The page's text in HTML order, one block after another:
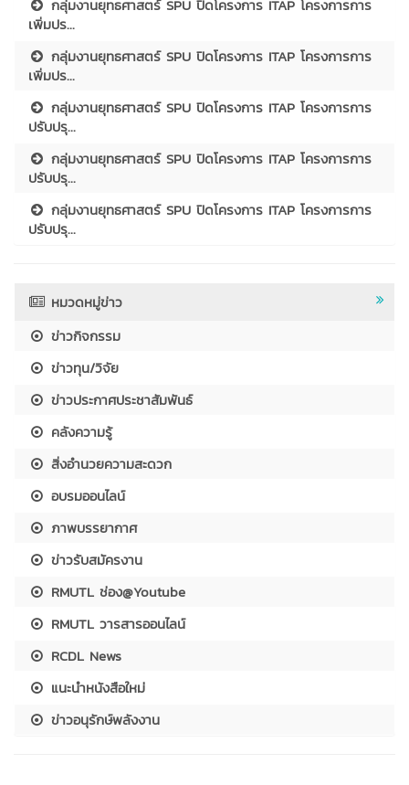
กลุ่มงานยุทธศาสตร์ SPU ปิดโครงการ ITAP โครงการการ
เพิ่มปร...
กลุ่มงานยุทธศาสตร์ SPU ปิดโครงการ ITAP โครงการการ
เพิ่มปร...
กลุ่มงานยุทธศาสตร์ SPU ปิดโครงการ ITAP โครงการการ
ปรับปรุ...
กลุ่มงานยุทธศาสตร์ SPU ปิดโครงการ ITAP โครงการการ
ปรับปรุ...
กลุ่มงานยุทธศาสตร์ SPU ปิดโครงการ ITAP โครงการการ
ปรับปรุ...
หมวดหมู่ข่าว
ข่าวกิจกรรม
ข่าวทุน/วิจัย
ข่าวประกาศประชาสัมพันธ์
คลังความรู้
สิ่งอำนวยความสะดวก
อบรมออนไลน์
ภาพบรรยากาศ
ข่าวรับสมัครงาน
RMUTL ช่อง@Youtube
RMUTL วารสารออนไลน์
RCDL News
แนะนำหนังสือใหม่
ข่าวอนุรักษ์พลังงาน